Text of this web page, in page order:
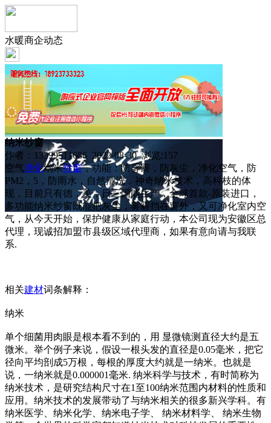
水暖商企动态
纳米纱窗
作者：13399511686 2022-08-30 浏览:157
空气净化纳米纱窗，功能：防雾霾，防灰尘，净化空气，防
PM2，5，防雨水，自然清洗，神奇纳米枝术，高科枝的体
现，目前只有德，美，日三国能生产，全球首款-原装进口，
多功能纳米纱窗既能把灰尘，雾霾挡在窗外，又可净化室内空
气，从今天开始，保护健康从家庭行动，本公司现为安徽区总
代理，现诚招加盟市县级区域代理商，如果有意向请与我联
系.
相关建材词条解释：
纳米
单个细菌用肉眼是根本看不到的，用 显微镜测直径大约是五
微米。举个例子来说，假设一根头发的直径是0.05毫米，把它
径向平均剖成5万根，每根的厚度大约就是一纳米。也就是
说，一纳米就是0.000001毫米. 纳米科学与技术，有时简称为
纳米技术，是研究结构尺寸在1至100纳米范围内材料的性质和
应用。纳米技术的发展带动了与纳米相关的很多新兴学科。有
纳米医学、纳米化学、纳米电子学、 纳米材料学、 纳米生物